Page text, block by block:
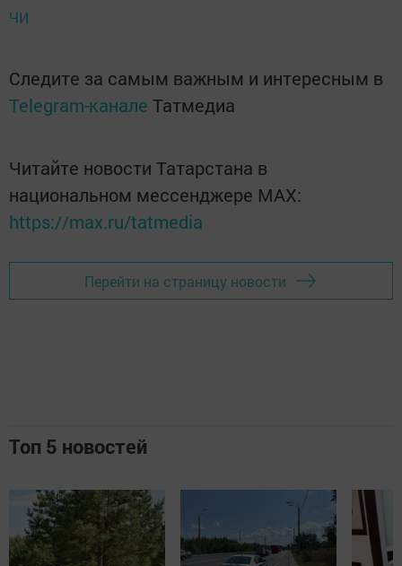
ЧИ
Следите за самым важным и интересным в
Telegram-канале Татмедиа
Читайте новости Татарстана в
национальном мессенджере MАХ:
https://max.ru/tatmedia
Перейти на страницу новости
Топ 5 новостей